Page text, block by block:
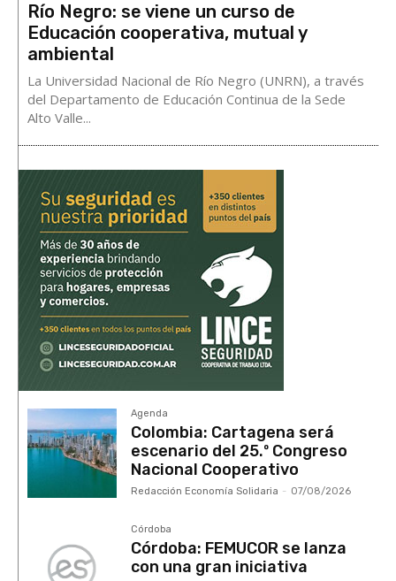
Río Negro: se viene un curso de
Educación cooperativa, mutual y
ambiental
La Universidad Nacional de Río Negro (UNRN), a través
del Departamento de Educación Continua de la Sede
Alto Valle...
Agenda
Colombia: Cartagena será
escenario del 25.º Congreso
Nacional Cooperativo
Redacción Economía Solidaria - 07/08/2026
Córdoba
Córdoba: FEMUCOR se lanza
con una gran iniciativa